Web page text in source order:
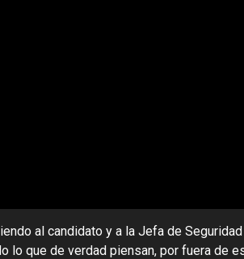
al candidato y a la Jefa de
lo que de verdad piensan, por fuera de